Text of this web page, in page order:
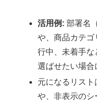
活用例: 部署名
や、商品カテ
行中、未着手な
選ばせたい場合
元になるリス
や、非表示の